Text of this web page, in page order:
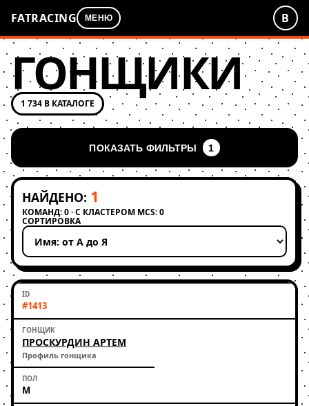
FATRACING МЕНЮ В
ГОНЩИКИ
1 734 В КАТАЛОГЕ
ПОКАЗАТЬ ФИЛЬТРЫ 1
НАЙДЕНО: 1
КОМАНД: 0 · С КЛАСТЕРОМ MCS: 0
СОРТИРОВКА
Применить сортировку
#1413
ПРОСКУРДИН АРТЕМ
Профиль гонщика
М